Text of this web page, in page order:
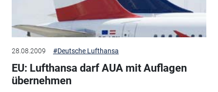
28.08.2009 #Deutsche Lufthansa
EU: Lufthansa darf AUA mit Auflagen
übernehmen